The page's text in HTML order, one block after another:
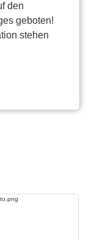
den
geboten!
stehen